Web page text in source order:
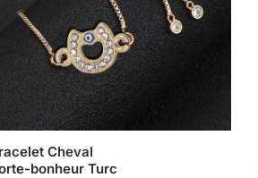
Cheval
bonheur Turc